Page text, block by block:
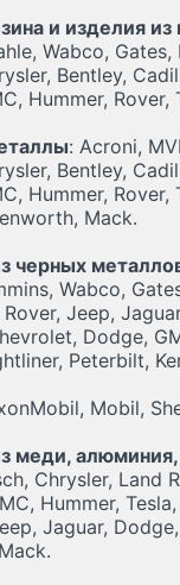
и изделия из
Wabco, Gates,
Bentley,
Hummer, Rover,
: Acroni,
Bentley,
Hummer, Rover,
Mack.
черных
Wabco,
Jeep,
Dodge,
Peterbilt,
Mobil,
меди, алюминия,
Chrysler, Land
Hummer,
Jaguar,